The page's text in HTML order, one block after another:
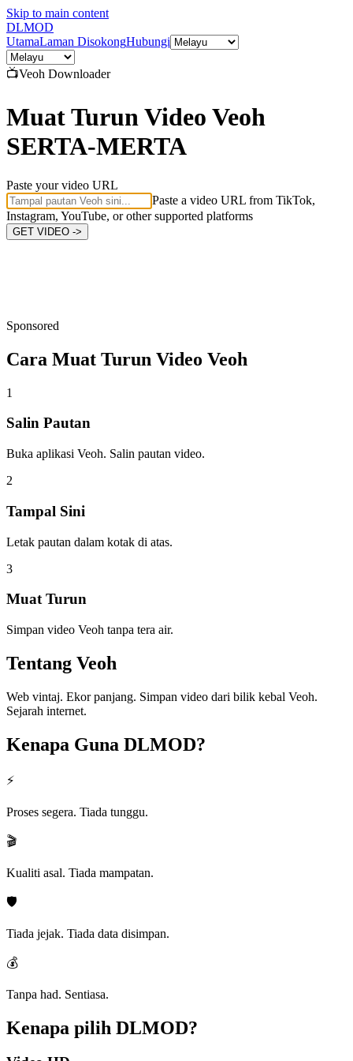
Skip to main content
DLMOD
UtamaLaman DisokongHubungi
📺Veoh Downloader
Muat Turun Video Veoh
SERTA-MERTA
Paste your video URL
Paste a video URL from TikTok,
Instagram, YouTube, or other supported platforms
GET VIDEO ->
Sponsored
Cara Muat Turun Video Veoh
1
Salin Pautan
Buka aplikasi Veoh. Salin pautan video.
2
Tampal Sini
Letak pautan dalam kotak di atas.
3
Muat Turun
Simpan video Veoh tanpa tera air.
Tentang Veoh
Web vintaj. Ekor panjang. Simpan video dari bilik kebal Veoh.
Sejarah internet.
Kenapa Guna DLMOD?
⚡
Proses segera. Tiada tunggu.
🎬
Kualiti asal. Tiada mampatan.
🛡️
Tiada jejak. Tiada data disimpan.
💰
Tanpa had. Sentiasa.
Kenapa pilih DLMOD?